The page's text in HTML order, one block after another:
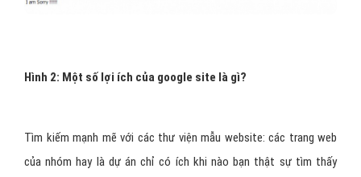
Hình 2: Một số lợi ích của google site là gì?
Tìm kiếm mạnh mẽ với các thư viện mẫu website: các trang web
của nhóm hay là dự án chỉ có ích khi nào bạn thật sự tìm thấy